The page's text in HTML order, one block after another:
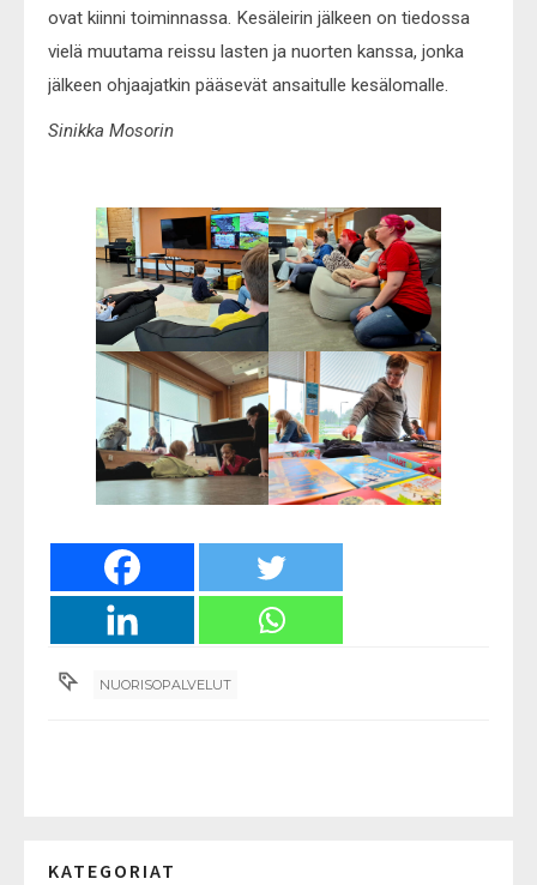
ovat kiinni toiminnassa. Kesäleirin jälkeen on tiedossa
vielä muutama reissu lasten ja nuorten kanssa, jonka
jälkeen ohjaajatkin pääsevät ansaitulle kesälomalle.
Sinikka Mosorin
NUORISOPALVELUT
KATEGORIAT